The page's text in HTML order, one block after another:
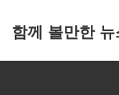
함께 볼만한